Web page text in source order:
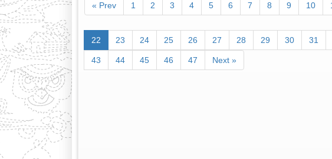
« Prev 1 2 3 4 5 6 7 8 9 10
22 23 24 25 26 27 28 29 30 31
43 44 45 46 47 Next »